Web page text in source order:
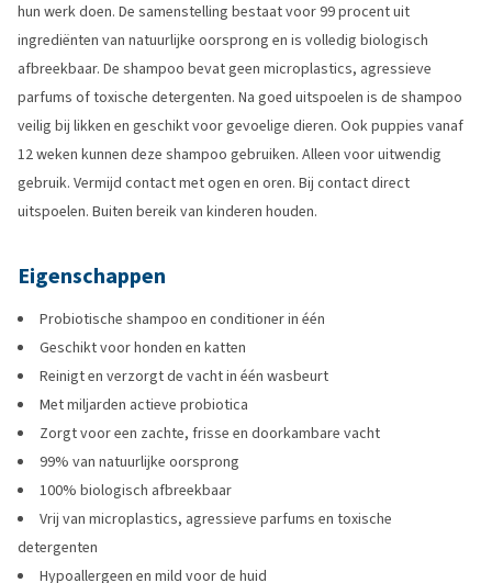
hun werk doen. De samenstelling bestaat voor 99 procent uit
ingrediënten van natuurlijke oorsprong en is volledig biologisch
afbreekbaar. De shampoo bevat geen microplastics, agressieve
parfums of toxische detergenten. Na goed uitspoelen is de shampoo
veilig bij likken en geschikt voor gevoelige dieren. Ook puppies vanaf
12 weken kunnen deze shampoo gebruiken. Alleen voor uitwendig
gebruik. Vermijd contact met ogen en oren. Bij contact direct
uitspoelen. Buiten bereik van kinderen houden.
Eigenschappen
Probiotische shampoo en conditioner in één
Geschikt voor honden en katten
Reinigt en verzorgt de vacht in één wasbeurt
Met miljarden actieve probiotica
Zorgt voor een zachte, frisse en doorkambare vacht
99% van natuurlijke oorsprong
100% biologisch afbreekbaar
Vrij van microplastics, agressieve parfums en toxische
detergenten
Hypoallergeen en mild voor de huid